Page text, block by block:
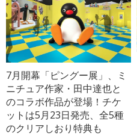
7月開幕「ピングー展」、ミ
ニチュア作家・田中達也と
のコラボ作品が登場！チケ
ットは5月23日発売、全5種
のクリアしおり特典も